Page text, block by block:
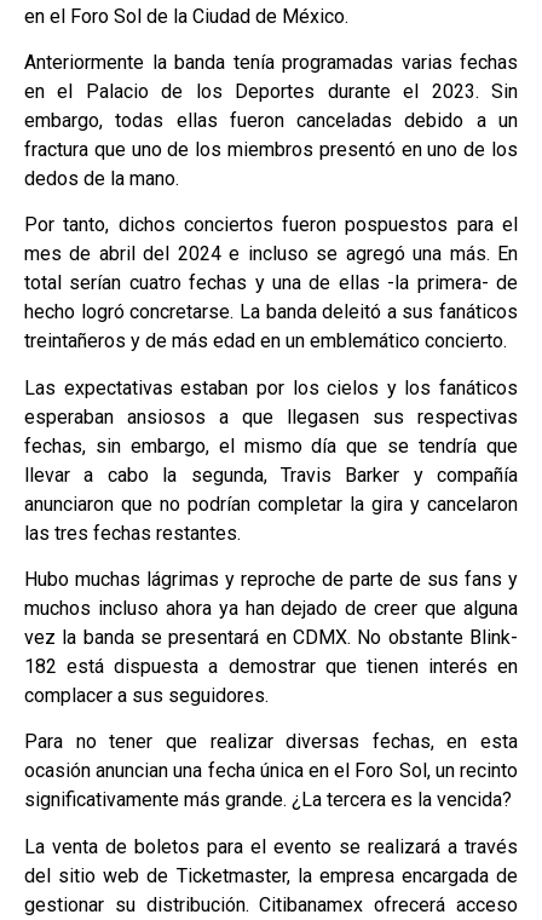
en el Foro Sol de la Ciudad de México.
Anteriormente la banda tenía programadas varias fechas
en el Palacio de los Deportes durante el 2023. Sin
embargo, todas ellas fueron canceladas debido a un
fractura que uno de los miembros presentó en uno de los
dedos de la mano.
Por tanto, dichos conciertos fueron pospuestos para el
mes de abril del 2024 e incluso se agregó una más. En
total serían cuatro fechas y una de ellas -la primera- de
hecho logró concretarse. La banda deleitó a sus fanáticos
treintañeros y de más edad en un emblemático concierto.
Las expectativas estaban por los cielos y los fanáticos
esperaban ansiosos a que llegasen sus respectivas
fechas, sin embargo, el mismo día que se tendría que
llevar a cabo la segunda, Travis Barker y compañía
anunciaron que no podrían completar la gira y cancelaron
las tres fechas restantes.
Hubo muchas lágrimas y reproche de parte de sus fans y
muchos incluso ahora ya han dejado de creer que alguna
vez la banda se presentará en CDMX. No obstante Blink-
182 está dispuesta a demostrar que tienen interés en
complacer a sus seguidores.
Para no tener que realizar diversas fechas, en esta
ocasión anuncian una fecha única en el Foro Sol, un recinto
significativamente más grande. ¿La tercera es la vencida?
La venta de boletos para el evento se realizará a través
del sitio web de Ticketmaster, la empresa encargada de
gestionar su distribución. Citibanamex ofrecerá acceso